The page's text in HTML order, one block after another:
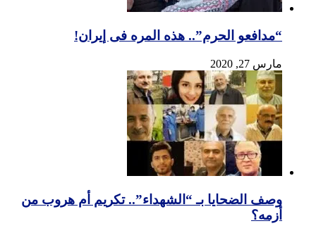
“مدافعو الحرم”.. هذه المره فی إیران!
مارس 27, 2020
وصف الضحایا بـ “الشهداء”.. تکریم أم هروب من
أزمه؟